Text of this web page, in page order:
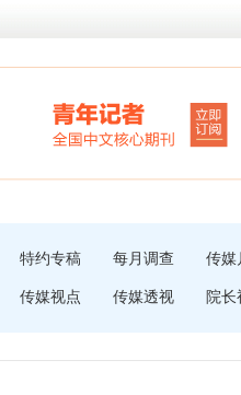
特约专稿 每月调查 传媒
传媒视点 传媒透视 院长